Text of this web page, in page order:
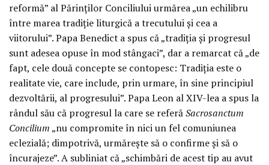
reformă” al Părinților Conciliului urmărea „un echilibru
între marea tradiție liturgică a trecutului și cea a
viitorului”. Papa Benedict a spus că „tradiția și progresul
sunt adesea opuse în mod stângaci”, dar a remarcat că „de
fapt, cele două concepte se contopesc: Tradiția este o
realitate vie, care include, prin urmare, în sine principiul
dezvoltării, al progresului”. Papa Leon al XIV-lea a spus la
rândul său că progresul la care se referăSacrosanctum
Concilium„nu compromite în nici un fel comuniunea
eclezială; dimpotrivă, urmărește să o confirme și să o
încurajeze”. A subliniat că „schimbări de acest tip au avut